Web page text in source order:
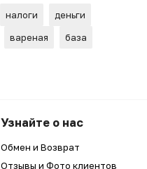
налоги
деньги
вареная
база
Узнайте о нас
Обмен и Возврат
Отзывы и Фото клиентов